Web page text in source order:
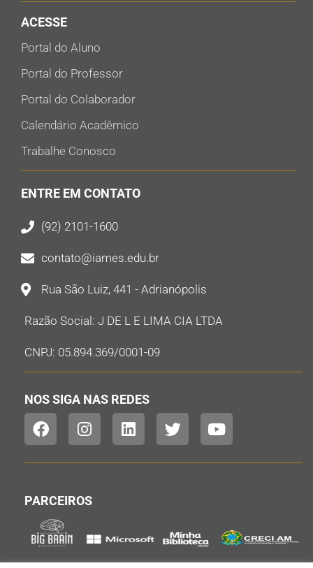
ACESSE
Portal do Aluno
Portal do Professor
Portal do Colaborador
Calendário Acadêmico
Trabalhe Conosco
ENTRE EM CONTATO
(92) 2101-1600
contato@iames.edu.br
Rua São Luiz, 441 - Adrianópolis
Razão Social: J DE L E LIMA CIA LTDA
CNPJ: 05.894.369/0001-09
NOS SIGA NAS REDES
PARCEIROS